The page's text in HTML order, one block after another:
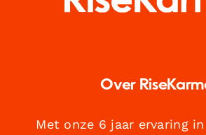
Over
Met onze 6 jaar ervaring